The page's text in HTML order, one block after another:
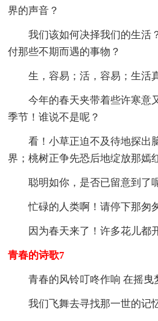
界的声音？
我们该如何决择我们的生活
付那些不期而遇的事物？
生，容易；活，容易；生活真
今年的春天夹带着些许寒意
季节！谁说不是呢？
看！小草正迫不及待地探出
界；桃树正争先恐后地绽放那嫣
聪明如你，是否已留意到了
忙碌的人类啊！请停下那匆匆
因为春天来了！许多花儿都开
青春的诗歌7
青春的风铃叮咚作响 在摇曳
我们飞舞去寻找那一世的记